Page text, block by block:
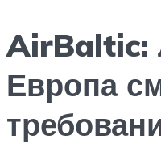
AirBaltic:
Европа